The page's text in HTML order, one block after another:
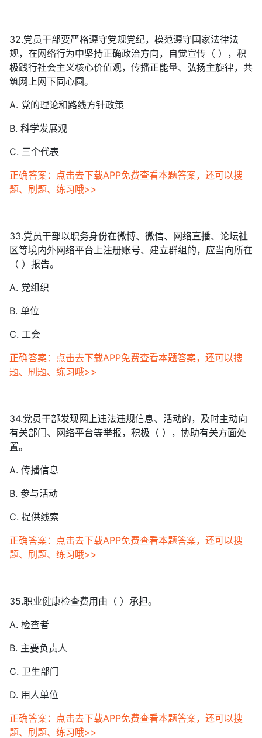
32.党员干部要严格遵守党规党纪，模范遵守国家法律法
规，在网络行为中坚持正确政治方向，自觉宣传（ ），积
极践行社会主义核心价值观，传播正能量、弘扬主旋律，共
筑网上网下同心圆。
A. 党的理论和路线方针政策
B. 科学发展观
C. 三个代表
正确答案：点击去下载APP免费查看本题答案，还可以搜
题、刷题、练习哦>>
33.党员干部以职务身份在微博、微信、网络直播、论坛社
区等境内外网络平台上注册账号、建立群组的，应当向所在
（ ）报告。
A. 党组织
B. 单位
C. 工会
正确答案：点击去下载APP免费查看本题答案，还可以搜
题、刷题、练习哦>>
34.党员干部发现网上违法违规信息、活动的，及时主动向
有关部门、网络平台等举报，积极（ ），协助有关方面处
置。
A. 传播信息
B. 参与活动
C. 提供线索
正确答案：点击去下载APP免费查看本题答案，还可以搜
题、刷题、练习哦>>
35.职业健康检查费用由（ ）承担。
A. 检查者
B. 主要负责人
C. 卫生部门
D. 用人单位
正确答案：点击去下载APP免费查看本题答案，还可以搜
题、刷题、练习哦>>